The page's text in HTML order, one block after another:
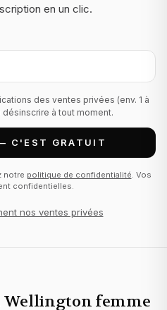
en un clic.
des ventes privées (env. 1 à
à tout moment.
C'EST GRATUIT
notre politique de confidentialité. Vos
confidentielles.
nos ventes privées
Wellington femme